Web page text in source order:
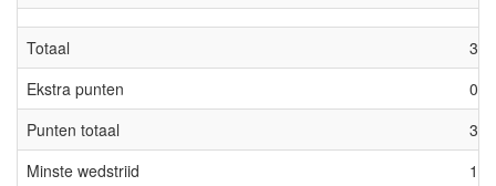
Totaal
Ekstra punten
0
Punten totaal
Minste wedstriid
10